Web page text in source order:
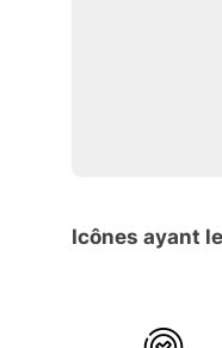
Icônes ayant